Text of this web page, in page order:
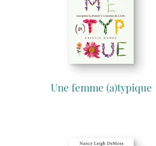
Une femme (a)typique